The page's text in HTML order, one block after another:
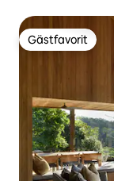
Gästfavorit
Gästfavorit